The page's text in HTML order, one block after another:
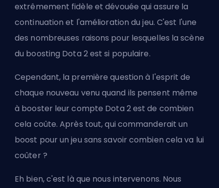
extrêmement fidèle et dévouée qui assure la
continuation et l'amélioration du jeu. C'est l'une
des nombreuses raisons pour lesquelles la scène
du boosting Dota 2est si populaire.
Cependant, la première question à l'esprit de
chaque nouveau venu quand ils pensent même
à booster leur compte Dota 2 est de combien
cela coûte. Après tout, qui commanderait un
boost pour un jeu sans savoir combien cela va lui
coûter ?
Eh bien, c'est là que nous intervenons. Nous